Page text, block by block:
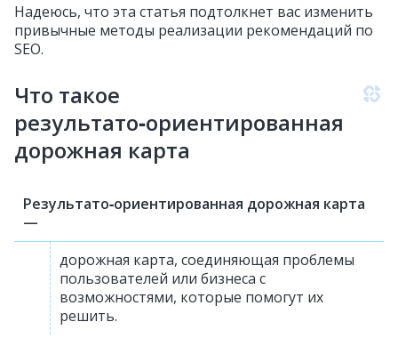
Надеюсь, что эта статья подтолкнет вас изменить
привычные методы реализации рекомендаций по
SEO.
Что такое
результато‑ориентированная
дорожная карта
Результато‑ориентированная дорожная карта
—
дорожная карта, соединяющая проблемы
пользователей или бизнеса с
возможностями, которые помогут их
решить.